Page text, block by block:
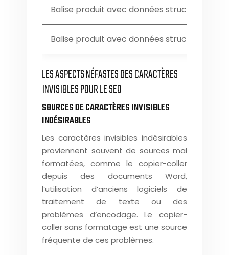
Balise produit avec données structurées
Balise produit avec données structurées
LES ASPECTS NÉFASTES DES CARACTÈRES
INVISIBLES POUR LE SEO
SOURCES DE CARACTÈRES INVISIBLES
INDÉSIRABLES
Les caractères invisibles indésirables
proviennent souvent de sources mal
formatées, comme le copier-coller
depuis des documents Word,
l’utilisation d’anciens logiciels de
traitement de texte ou des
problèmes d’encodage. Le copier-
coller sans formatage est une source
fréquente de ces problèmes.